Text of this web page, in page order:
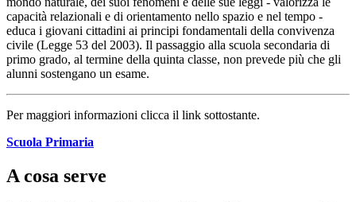
capacità relazionali e di orientamento nello spazio e nel tempo -
educa i giovani cittadini ai principi fondamentali della convivenza
civile (Legge 53 del 2003). Il passaggio alla scuola secondaria di
primo grado, al termine della quinta classe, non prevede più che gli
alunni sostengano un esame.
Per maggiori informazioni clicca il link sottostante.
Scuola Primaria
A cosa serve